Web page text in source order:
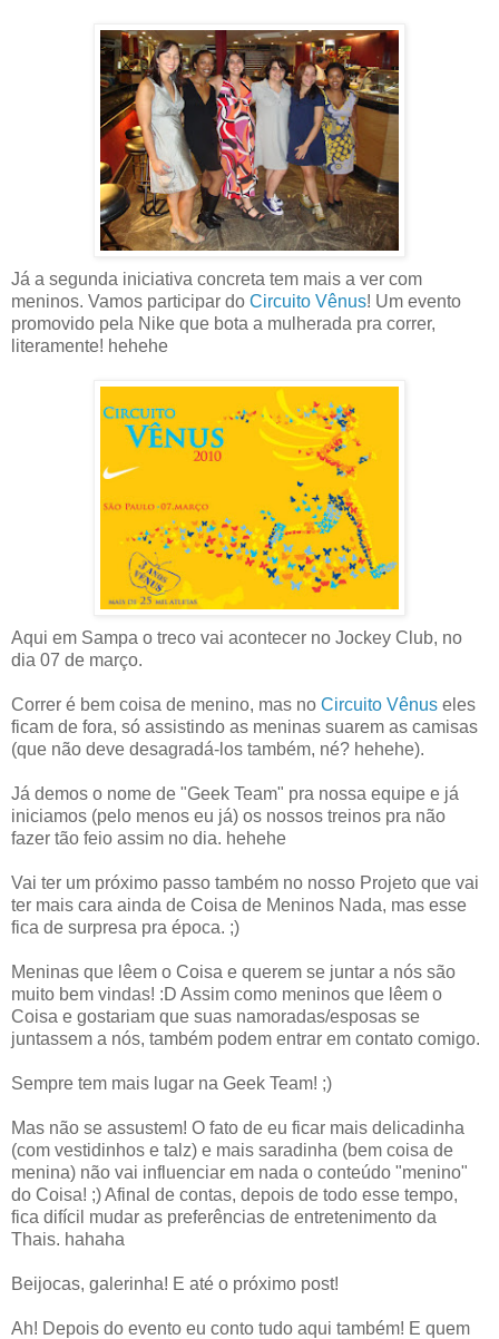
Já a segunda iniciativa concreta tem mais a ver com
meninos. Vamos participar do Circuito Vênus! Um evento
promovido pela Nike que bota a mulherada pra correr,
literamente! hehehe
Aqui em Sampa o treco vai acontecer no Jockey Club, no
dia 07 de março.
Correr é bem coisa de menino, mas no Circuito Vênus eles
ficam de fora, só assistindo as meninas suarem as camisas
(que não deve desagradá-los também, né? hehehe).
Já demos o nome de "Geek Team" pra nossa equipe e já
iniciamos (pelo menos eu já) os nossos treinos pra não
fazer tão feio assim no dia. hehehe
Vai ter um próximo passo também no nosso Projeto que vai
ter mais cara ainda de Coisa de Meninos Nada, mas esse
fica de surpresa pra época. ;)
Meninas que lêem o Coisa e querem se juntar a nós são
muito bem vindas! :D Assim como meninos que lêem o
Coisa e gostariam que suas namoradas/esposas se
juntassem a nós, também podem entrar em contato comigo.
Sempre tem mais lugar na Geek Team! ;)
Mas não se assustem! O fato de eu ficar mais delicadinha
(com vestidinhos e talz) e mais saradinha (bem coisa de
menina) não vai influenciar em nada o conteúdo "menino"
do Coisa! ;) Afinal de contas, depois de todo esse tempo,
fica difícil mudar as preferências de entretenimento da
Thais. hahaha
Beijocas, galerinha! E até o próximo post!
Ah! Depois do evento eu conto tudo aqui também! E quem